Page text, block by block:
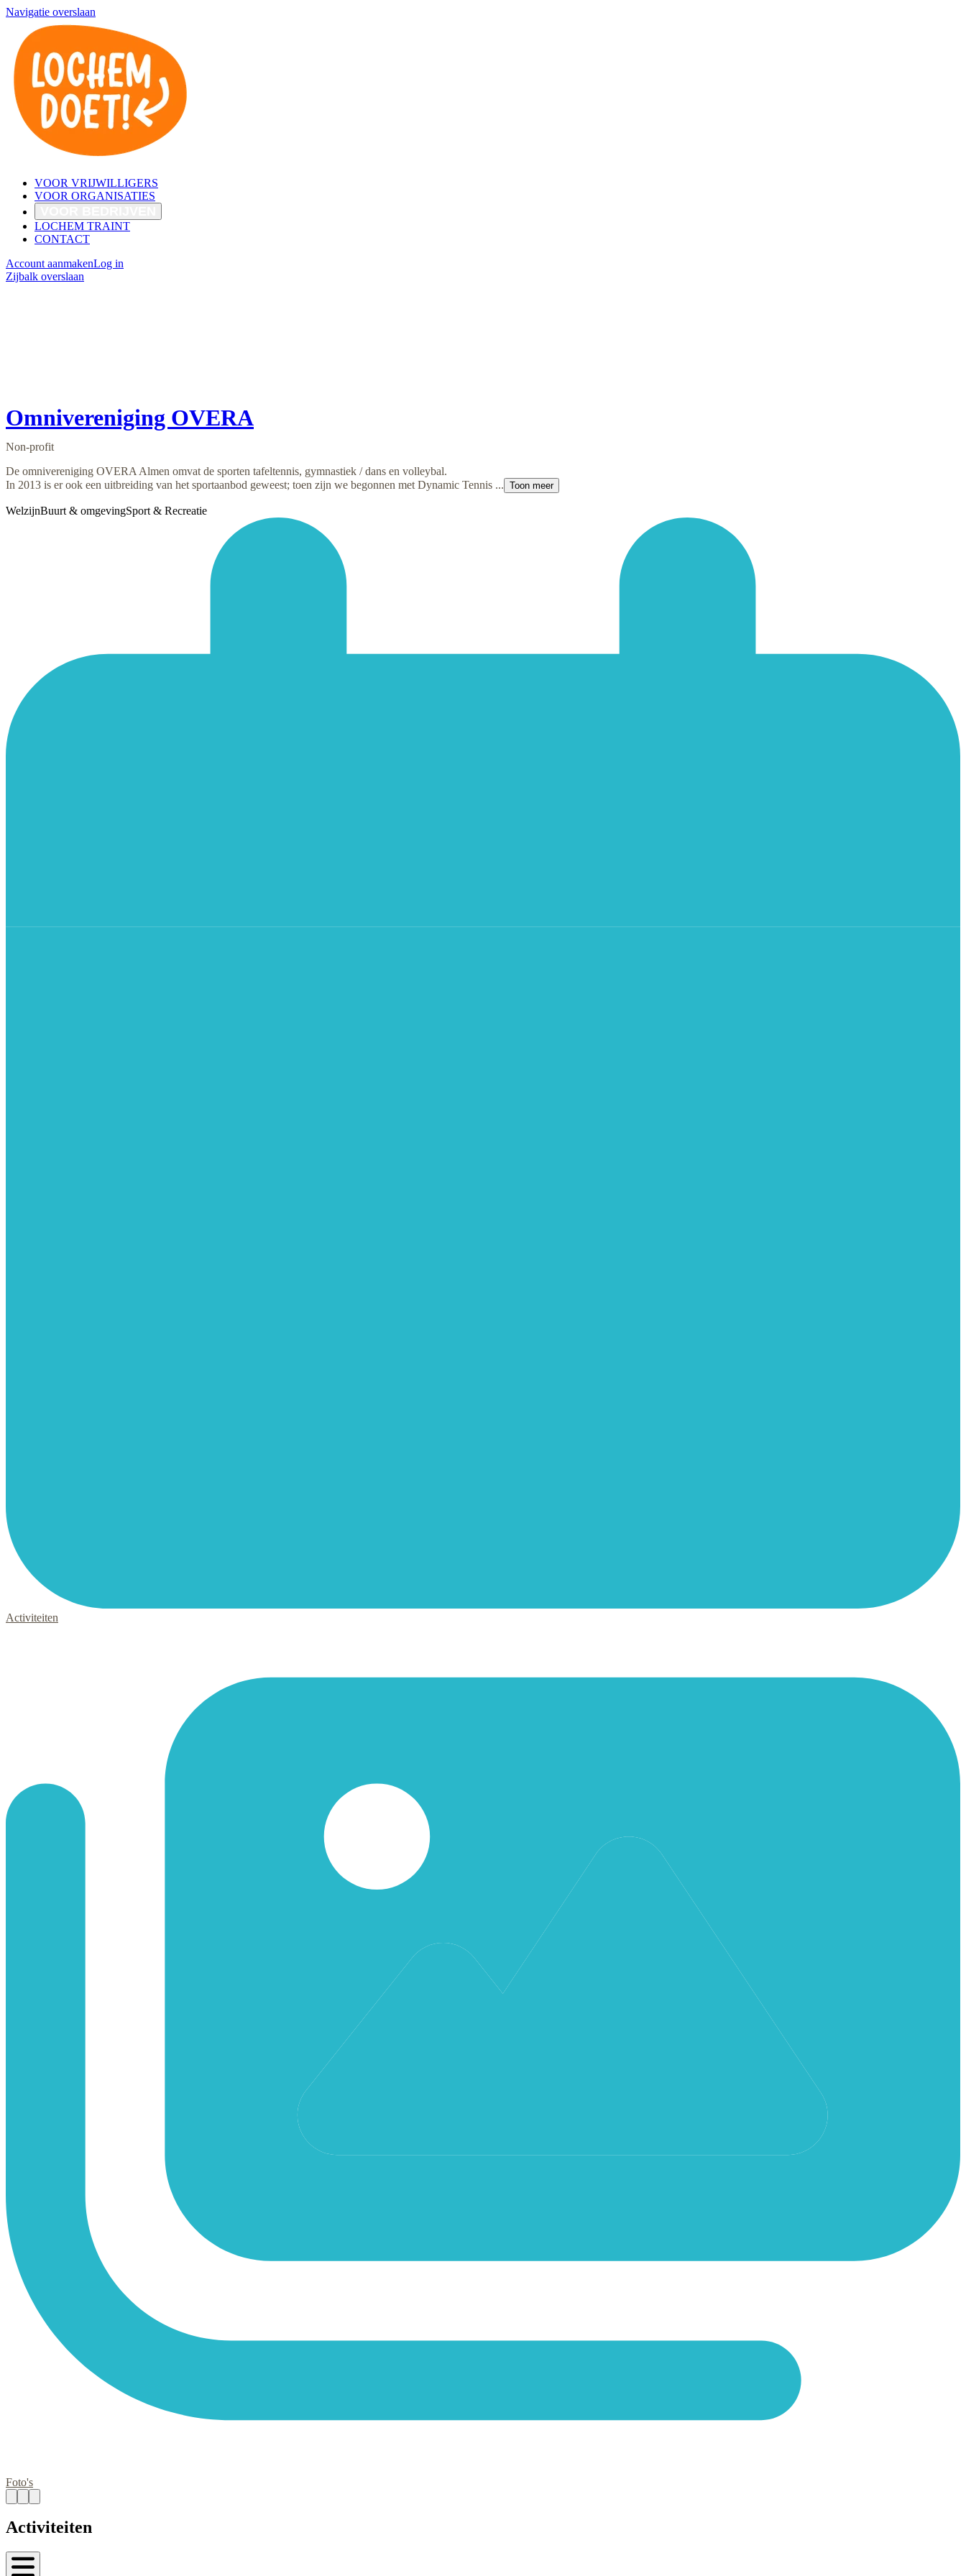
Navigatie overslaan
VOOR VRIJWILLIGERS
VOOR ORGANISATIES
LOCHEM TRAINT
CONTACT
Account aanmakenLog in
Zijbalk overslaan
Omnivereniging OVERA
Non-profit
De omnivereniging OVERA Almen omvat de sporten tafeltennis, gymnastiek / dans en volleybal.
In 2013 is er ook een uitbreiding van het sportaanbod geweest; toen zijn we begonnen met Dynamic Tennis ... Toon meer
WelzijnBuurt & omgevingSport & Recreatie
Activiteiten
Foto's
Activiteiten